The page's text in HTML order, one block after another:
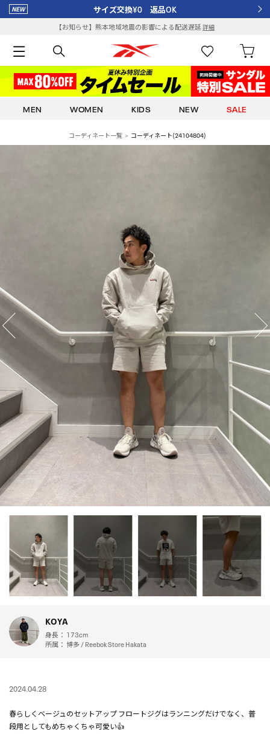
サイズ交換¥0 返品OK
【お知らせ】熊本地域地震の影響による配送遅延詳細
MEN WOMEN KIDS NEW SALE
コーディネート一覧 コーディネート(24104804)
KOYA
身長： 173cm
所属： 博多 / Reebok Store Hakata
2024.04.28
春らしくベージュのセットアップ フロートジグはランニングだけでなく、普
段用としてもめちゃくちゃ可愛い👍